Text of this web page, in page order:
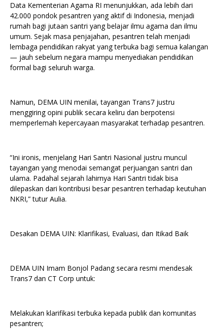
Data Kementerian Agama RI menunjukkan, ada lebih dari
42.000 pondok pesantren yang aktif di Indonesia, menjadi
rumah bagi jutaan santri yang belajar ilmu agama dan ilmu
umum. Sejak masa penjajahan, pesantren telah menjadi
lembaga pendidikan rakyat yang terbuka bagi semua kalangan
— jauh sebelum negara mampu menyediakan pendidikan
formal bagi seluruh warga.
Namun, DEMA UIN menilai, tayangan Trans7 justru
menggiring opini publik secara keliru dan berpotensi
memperlemah kepercayaan masyarakat terhadap pesantren.
“Ini ironis, menjelang Hari Santri Nasional justru muncul
tayangan yang menodai semangat perjuangan santri dan
ulama. Padahal sejarah lahirnya Hari Santri tidak bisa
dilepaskan dari kontribusi besar pesantren terhadap keutuhan
NKRI,” tutur Aulia.
Desakan DEMA UIN: Klarifikasi, Evaluasi, dan Itikad Baik
DEMA UIN Imam Bonjol Padang secara resmi mendesak
Trans7 dan CT Corp untuk:
Melakukan klarifikasi terbuka kepada publik dan komunitas
pesantren;